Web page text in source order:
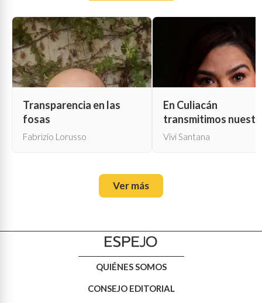
Transparencia en las
fosas
Fabrizio Lorusso
En Culiacán
transmitimos
propia muerte
Vivi Santana
Ver más
QUIÉNES SOMOS
CONSEJO EDITORIAL